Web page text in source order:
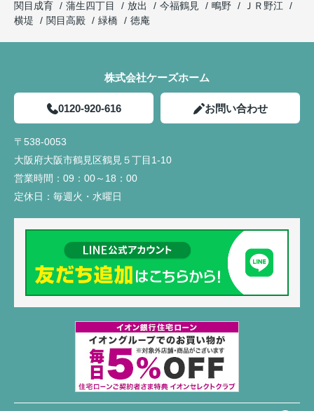
関目成育
蒲生四丁目 放出 今福鶴見 鴫野
ＪＲ野江
横堤
関目高殿 緑橋 徳庵
株式会社ケーズホーム
0120-920-616 お問い合わせ
〒538-0053
大阪府大阪市鶴見区鶴見５丁目1-10
営業時間： 09：00～18：00
定休日： 毎週火・水曜日